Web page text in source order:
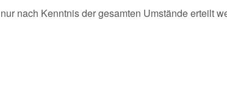
nach Kenntnis der gesamten Umstände erteilt